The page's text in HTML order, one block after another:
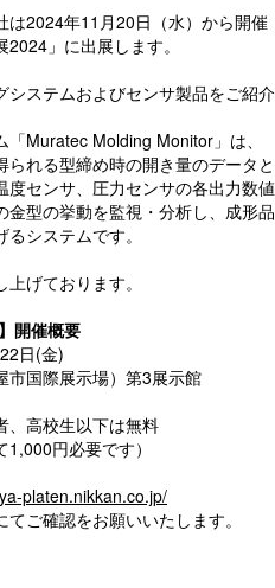
は2024年11月20日（水）から開催
」に出展します。
ステムおよびセンサ製品をご紹介
Muratec Molding Monitor」は、
れる型締め時の開き量のデータと
センサ、圧力センサの各出力数値
型の挙動を監視・分析し、成形品
システムです。
げております。
開催概要
日(金)
市国際展示場）第3展示館
、高校生以下は無料
1,000円必要です）
platen.nikkan.co.jp/
ご確認をお願いいたします。